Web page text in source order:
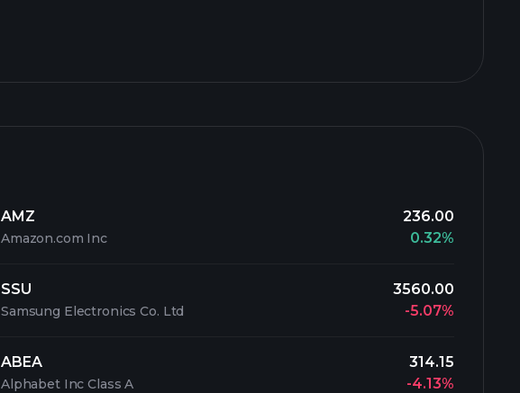
AMZ
Amazon.com Inc
236.00
0.32%
SSU
Samsung Electronics Co. Ltd
3560.00
-5.07%
ABEA
Alphabet Inc Class A
314.15
-4.13%